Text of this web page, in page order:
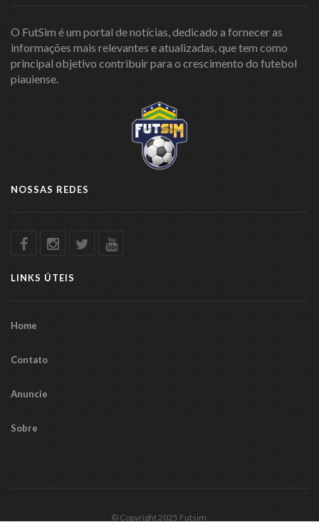
O FutSim é um portal de notícias, dedicado a fornecer as
informações mais relevantes e atualizadas, que tem como
principal objetivo contribuir para o crescimento do futebol
piauiense.
NOSSAS REDES
LINKS ÚTEIS
Home
Contato
Anuncie
Sobre
© Copyright 2025 Futsim.